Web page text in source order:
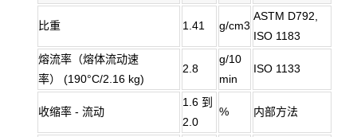
比重 1.41 g/cm3
ASTM D792,
ISO 1183
熔流率（熔体流动速
率） (190°C/2.16 kg)
2.8
g/10
min
ISO 1133
收缩率 - 流动
1.6 到
2.0
% 内部方法